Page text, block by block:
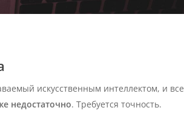
искусственным интеллектом, и все
недостаточно. Требуется точность.